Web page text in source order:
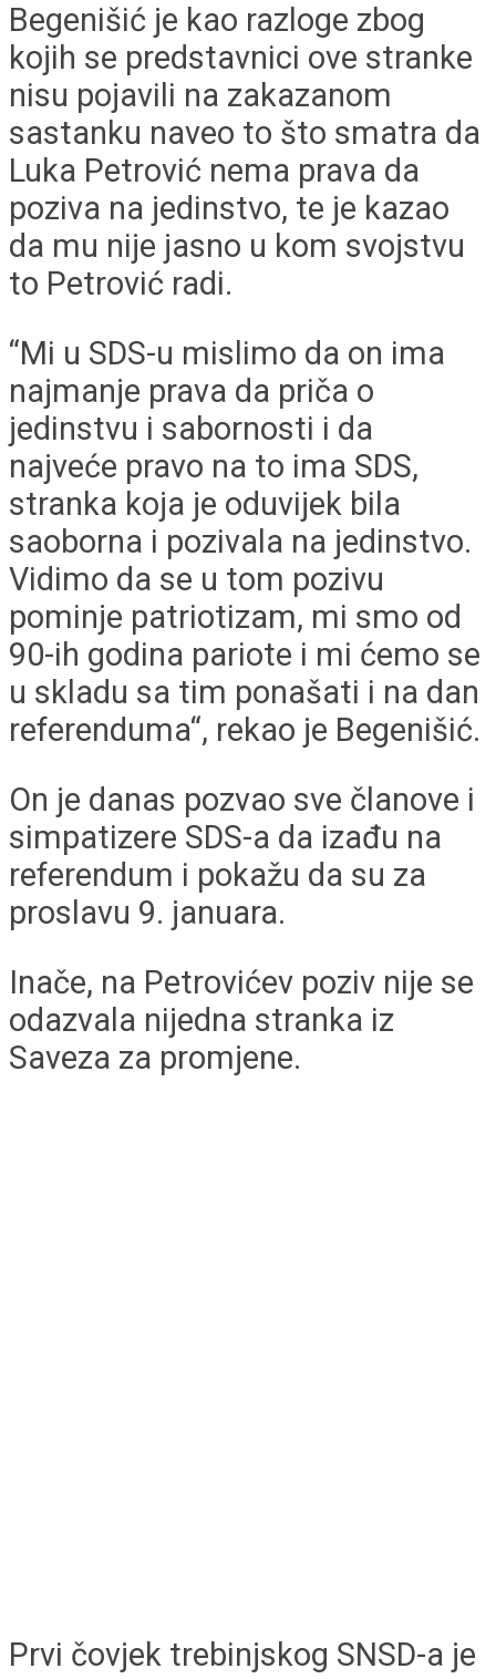
Begenišić je kao razloge zbog
kojih se predstavnici ove stranke
nisu pojavili na zakazanom
sastanku naveo to što smatra da
Luka Petrović nema prava da
poziva na jedinstvo, te je kazao
da mu nije jasno u kom svojstvu
to Petrović radi.
“Mi u SDS-u mislimo da on ima
najmanje prava da priča o
jedinstvu i sabornosti i da
najveće pravo na to ima SDS,
stranka koja je oduvijek bila
saoborna i pozivala na jedinstvo.
Vidimo da se u tom pozivu
pominje patriotizam, mi smo od
90-ih godina pariote i mi ćemo se
u skladu sa tim ponašati i na dan
referenduma“, rekao je Begenišić.
On je danas pozvao sve članove i
simpatizere SDS-a da izađu na
referendum i pokažu da su za
proslavu 9. januara.
Inače, na Petrovićev poziv nije se
odazvala nijedna stranka iz
Saveza za promjene.
Prvi čovjek trebinjskog SNSD-a je